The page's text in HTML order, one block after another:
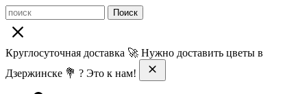
Поиск
Круглосуточная доставка 🚀 Нужно доставить цветы в
Дзержинске 💐 ? Это к нам!